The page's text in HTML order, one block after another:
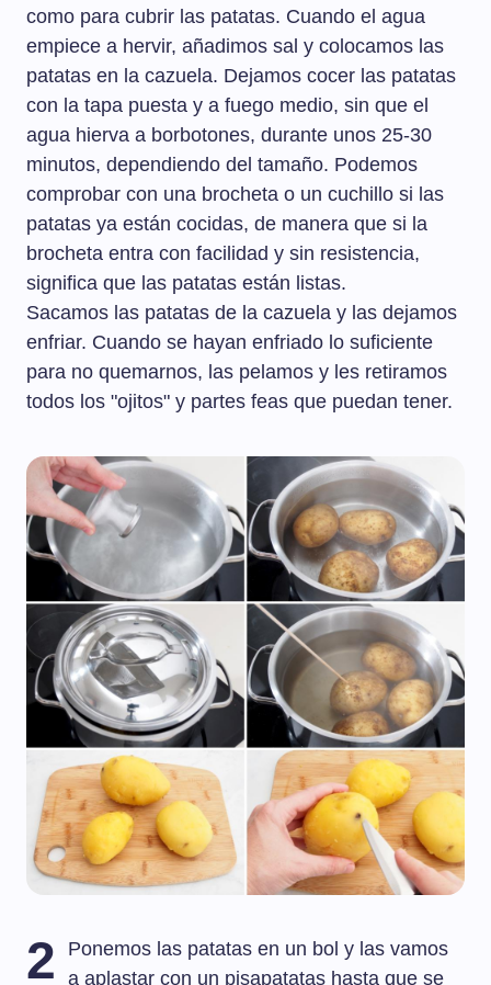
como para cubrir las patatas. Cuando el agua
empiece a hervir, añadimos sal y colocamos las
patatas en la cazuela. Dejamos cocer las patatas
con la tapa puesta y a fuego medio, sin que el
agua hierva a borbotones, durante unos 25-30
minutos, dependiendo del tamaño. Podemos
comprobar con una brocheta o un cuchillo si las
patatas ya están cocidas, de manera que si la
brocheta entra con facilidad y sin resistencia,
significa que las patatas están listas.
Sacamos las patatas de la cazuela y las dejamos
enfriar. Cuando se hayan enfriado lo suficiente
para no quemarnos, las pelamos y les retiramos
todos los "ojitos" y partes feas que puedan tener.
2
Ponemos las patatas en un bol y las vamos
a aplastar con un pisapatatas hasta que se